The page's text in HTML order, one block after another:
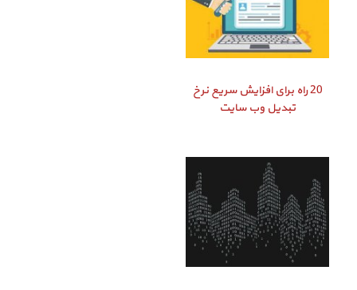
20 راه برای افزایش سریع نرخ
تبدیل وب سایت